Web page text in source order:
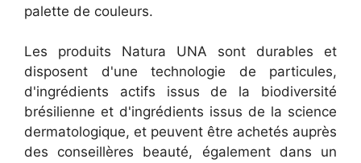
palette de couleurs.
Les produits Natura UNA sont durables et
disposent d'une technologie de particules,
d'ingrédients actifs issus de la biodiversité
brésilienne et d'ingrédients issus de la science
dermatologique, et peuvent être achetés auprès
des conseillères beauté, également dans un